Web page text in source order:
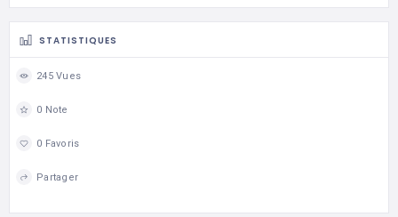
STATISTIQUES
245 Vues
0 Note
0 Favoris
Partager